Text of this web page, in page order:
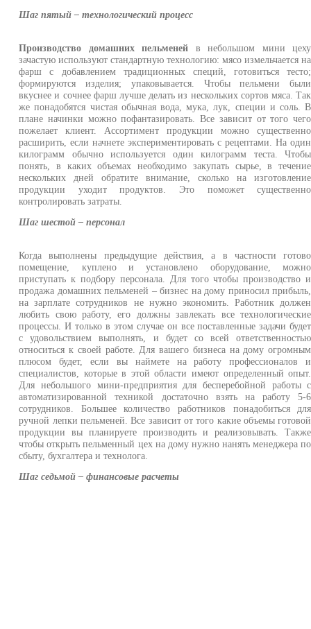
Шаг пятый – технологический процесс
Производство домашних пельменей в небольшом мини цеху
зачастую используют стандартную технологию: мясо измельчается на
фарш с добавлением традиционных специй, готовиться тесто;
формируются изделия; упаковывается. Чтобы пельмени были
вкуснее и сочнее фарш лучше делать из нескольких сортов мяса. Так
же понадобятся чистая обычная вода, мука, лук, специи и соль. В
плане начинки можно пофантазировать. Все зависит от того чего
пожелает клиент. Ассортимент продукции можно существенно
расширить, если начнете экспериментировать с рецептами. На один
килограмм обычно используется один килограмм теста. Чтобы
понять, в каких объемах необходимо закупать сырье, в течение
нескольких дней обратите внимание, сколько на изготовление
продукции уходит продуктов. Это поможет существенно
контролировать затраты.
Шаг шестой – персонал
Когда выполнены предыдущие действия, а в частности готово
помещение, куплено и установлено оборудование, можно
приступать к подбору персонала. Для того чтобы производство и
продажа домашних пельменей – бизнес на дому приносил прибыль,
на зарплате сотрудников не нужно экономить. Работник должен
любить свою работу, его должны завлекать все технологические
процессы. И только в этом случае он все поставленные задачи будет
с удовольствием выполнять, и будет со всей ответственностью
относиться к своей работе. Для вашего бизнеса на дому огромным
плюсом будет, если вы наймете на работу профессионалов и
специалистов, которые в этой области имеют определенный опыт.
Для небольшого мини-предприятия для бесперебойной работы с
автоматизированной техникой достаточно взять на работу 5-6
сотрудников. Большее количество работников понадобиться для
ручной лепки пельменей. Все зависит от того какие объемы готовой
продукции вы планируете производить и реализовывать. Также
чтобы открыть пельменный цех на дому нужно нанять менеджера по
сбыту, бухгалтера и технолога.
Шаг седьмой – финансовые расчеты